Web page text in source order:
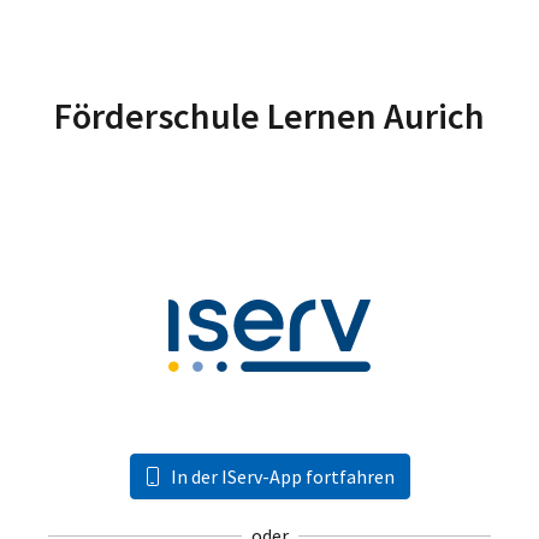
Förderschule Lernen Aurich
In der IServ-App fortfahren